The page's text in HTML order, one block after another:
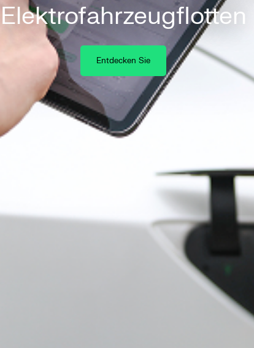
Elektrofahrzeugflotten
Entdecken Sie